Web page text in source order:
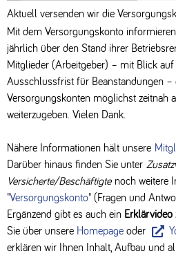
Aktuell versenden wir die
Mit dem Versorgungskonto
jährlich über den Stand ihrer
Mitglieder (Arbeitgeber) – mit Blick
Ausschlussfrist für Beanstandungen –
Versorgungskonten möglichst zeitnah
weiterzugeben. Vielen Dank.
Nähere Informationen hält unsere
Darüber hinaus finden Sie unter
Versicherte/Beschäftigtenoch weitere
"Versorgungskonto" (Fragen und
Ergänzend gibt es auch ein
Sie über unsere Homepage oder
erklären wir Ihnen Inhalt, Aufbau und